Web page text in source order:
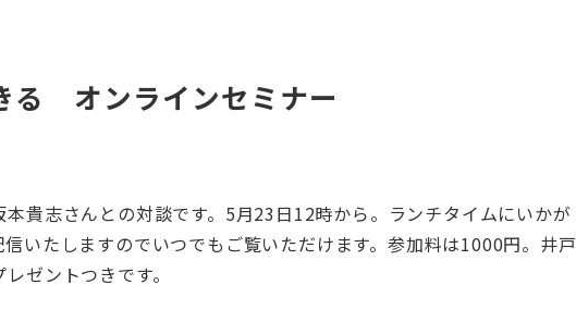
る オンラインセミナー
貴志さんとの対談です。5月23日12時から。ランチタイムにいかが
いたしますのでいつでもご覧いただけます。参加料は1000円。井戸
レゼントつきです。